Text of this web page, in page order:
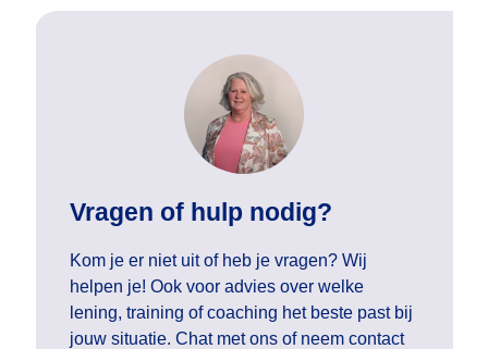
Vragen of hulp nodig?
Kom je er niet uit of heb je vragen? Wij
helpen je! Ook voor advies over welke
lening, training of coaching het beste past bij
jouw situatie. Chat met ons of neem contact